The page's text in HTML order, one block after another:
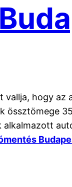
hogy az
össztömege